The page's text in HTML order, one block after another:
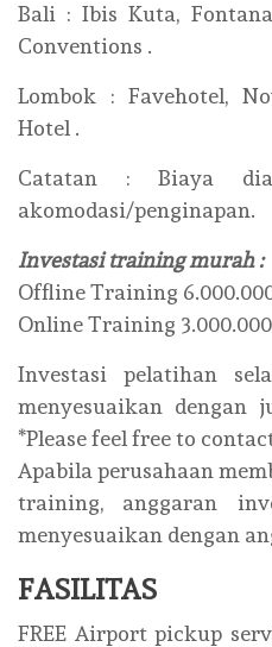
Bali : Ibis Kuta,
Conventions .
Lombok : Favehotel,
Hotel .
Catatan : Biaya
akomodasi/penginapan.
Investasi training murah :
Offline Training
Online Training 3.000.000
Investasi pelatihan
menyesuaikan dengan
*Please feel free to
Apabila perusahaan
training, anggaran
menyesuaikan dengan
FASILITAS
FREE Airport pickup